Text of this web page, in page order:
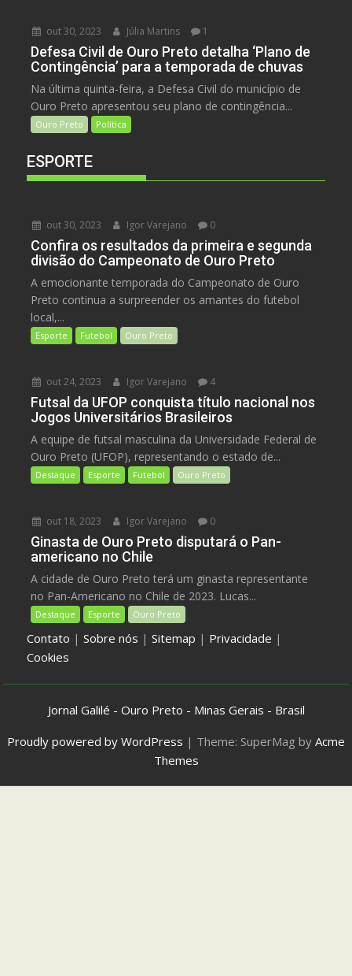
out 30, 2023 Júlia Martins 1
Defesa Civil de Ouro Preto detalha ‘Plano de
Contingência’ para a temporada de chuvas
Na última quinta-feira, a Defesa Civil do município de
Ouro Preto apresentou seu plano de contingência...
Ouro Preto Política
ESPORTE
out 30, 2023 Igor Varejano 0
Confira os resultados da primeira e segunda
divisão do Campeonato de Ouro Preto
A emocionante temporada do Campeonato de Ouro
Preto continua a surpreender os amantes do futebol
local,...
Esporte Futebol Ouro Preto
out 24, 2023 Igor Varejano 4
Futsal da UFOP conquista título nacional nos
Jogos Universitários Brasileiros
A equipe de futsal masculina da Universidade Federal de
Ouro Preto (UFOP), representando o estado de...
Destaque Esporte Futebol Ouro Preto
out 18, 2023 Igor Varejano 0
Ginasta de Ouro Preto disputará o Pan-
americano no Chile
A cidade de Ouro Preto terá um ginasta representante
no Pan-Americano no Chile de 2023. Lucas...
Destaque Esporte Ouro Preto
Contato |Sobre nós |Sitemap | Privacidade |
Cookies
Jornal Galilé - Ouro Preto - Minas Gerais - Brasil
Proudly powered by WordPress | Theme: SuperMag by Acme
Themes